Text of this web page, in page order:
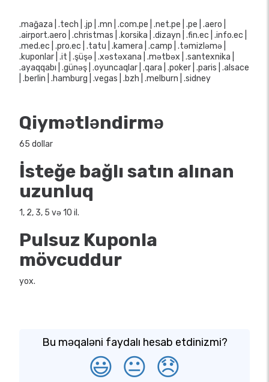
.mağaza | .tech | .jp | .mn | .com.pe | .net.pe | .pe | .aero |
.airport.aero | .christmas | .korsika | .dizayn | .fin.ec | .info.ec |
.med.ec | .pro.ec | .tatu | .kamera | .camp | .təmizləmə |
.kuponlar | .it | .şüşə | .xəstəxana | .mətbəx | .santexnika |
.ayaqqabı | .günəş | .oyuncaqlar | .qara | .poker | .paris | .alsace
| .berlin | .hamburg | .vegas | .bzh | .melburn | .sidney
Qiymətləndirmə
65 dollar
İsteğe bağlı satın alınan
uzunluq
1, 2, 3, 5 və 10 il.
Pulsuz Kuponla
mövcuddur
yox.
Bu məqaləni faydalı hesab etdinizmi?
😃 😐 😞